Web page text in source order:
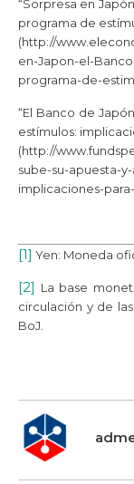
“Sorpresa en
programa de
(http://
en-Japon-el-
programa-de-
“El Banco de
estímulos:
(http://
sube-su-apuesta-
implicaciones-
[1] Yen: Moneda
[2] La base
circulación y de
BoJ.